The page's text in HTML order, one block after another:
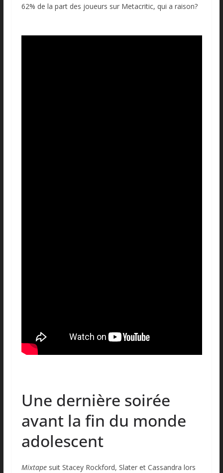
62% de la part des joueurs sur Metacritic, qui a raison?
Une dernière soirée
avant la fin du monde
adolescent
Mixtapesuit Stacey Rockford, Slater et Cassandra lors